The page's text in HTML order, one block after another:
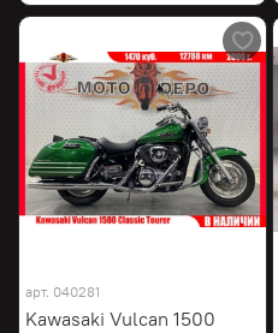
арт. 040281
Kawasaki Vulcan 1500